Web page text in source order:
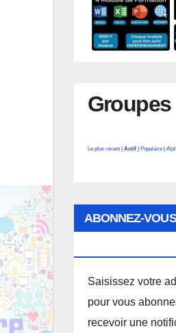
Groupes
Le plus récent Actif Populaire
ABONNEZ-
Saisissez votre
pour vous
recevoir une